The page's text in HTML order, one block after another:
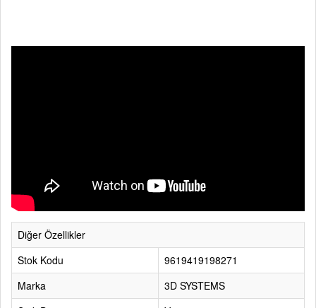
Diğer Özellikler
Stok Kodu
9619419198271
Marka
3D SYSTEMS